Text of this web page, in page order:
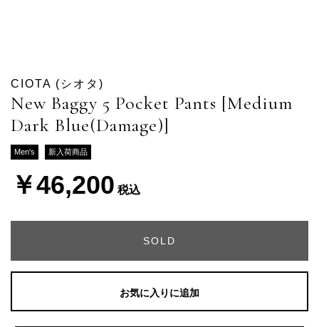
CIOTA (シオタ)
New Baggy 5 Pocket Pants [Medium
Dark Blue(Damage)]
Men's 新入荷商品
￥46,200 税込
SOLD
お気に入りに追加